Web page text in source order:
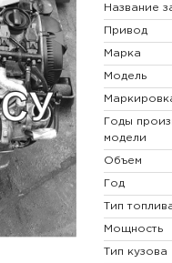
Название
Привод
Марка
Модель
Годы
модели
Объем
Год
Тип
Мощность
Тип кузова